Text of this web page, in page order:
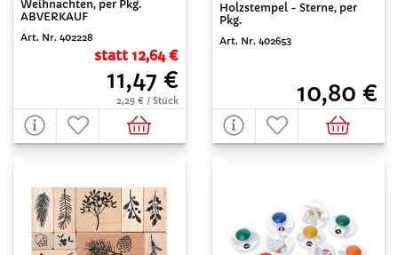
Weihnachten, per Pkg.
ABVERKAUF
Art. Nr. 402228
statt 12,64 €
11,47 €
2,29 € / Stück
Holzstempel - Sterne, per
Pkg.
Art. Nr. 402653
10,80 €